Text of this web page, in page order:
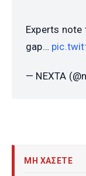
Experts note
gap…
— NEXTA
ΜΗ ΧΑΣΕΤΕ